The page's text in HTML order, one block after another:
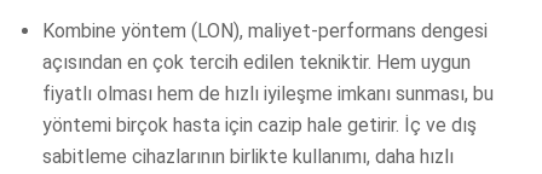
Kombine yöntem (LON), maliyet-performans dengesi
açısından en çok tercih edilen tekniktir. Hem uygun
fiyatlı olması hem de hızlı iyileşme imkanı sunması, bu
yöntemi birçok hasta için cazip hale getirir. İç ve dış
sabitleme cihazlarının birlikte kullanımı, daha hızlı